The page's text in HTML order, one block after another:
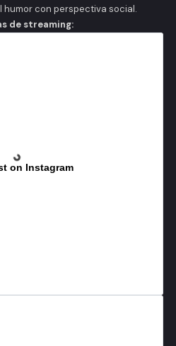
con perspectiva social.
de streaming:
on Instagram